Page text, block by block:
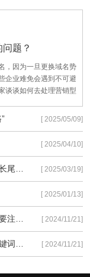
题？
，因为一旦更换域名势
企业难免会遇到不可避
谈谈如何去处理营销型
[ 2025/05/09]
[ 2025/04/10]
[ 2025/03/19]
[ 2025/01/13]
[ 2024/11/21]
[ 2024/11/21]